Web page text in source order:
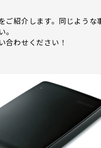
紹介します。同じような
合わせください！